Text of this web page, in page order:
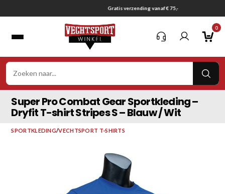
naar
Gratis verzending vanaf € 75,-
0
Super Pro Combat Gear Sportkleding –
Dryfit T-shirt Stripes S – Blauw / Wit
SPORTKLEDING/VECHTSPORT T-SHIRTS